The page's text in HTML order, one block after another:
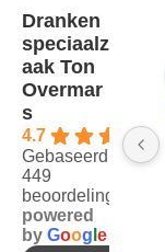
Dranken
speciaalz
aak Ton
Overmar
s
4.7
Gebaseerd op
449
beoordelingen
powered
by Goog e